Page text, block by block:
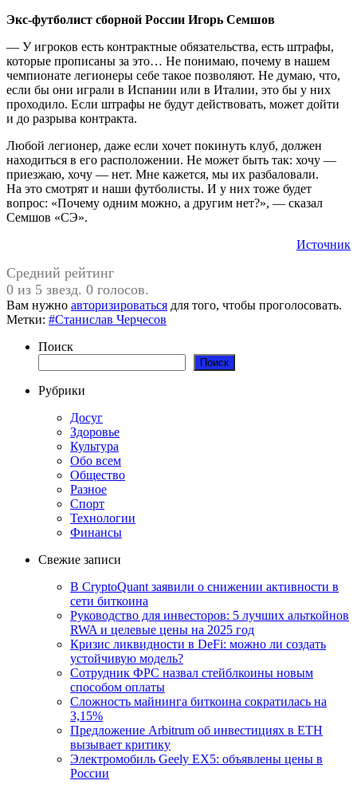
Экс-футболист сборной России Игорь Семшов
— У игроков есть контрактные обязательства, есть штрафы,
которые прописаны за это… Не понимаю, почему в нашем
чемпионате легионеры себе такое позволяют. Не думаю, что,
если бы они играли в Испании или в Италии, это бы у них
проходило. Если штрафы не будут действовать, может дойти
и до разрыва контракта.
Любой легионер, даже если хочет покинуть клуб, должен
находиться в его расположении. Не может быть так: хочу —
приезжаю, хочу — нет. Мне кажется, мы их разбаловали.
На это смотрят и наши футболисты. И у них тоже будет
вопрос: «Почему одним можно, а другим нет?», — сказал
Семшов «СЭ».
Источник
Средний рейтинг
0 из 5 звезд. 0 голосов.
Вам нужно авторизироваться для того, чтобы проголосовать.
Метки: #Станислав Черчесов
Поиск
Поиск
Рубрики
Досуг
Здоровье
Культура
Обо всем
Общество
Разное
Спорт
Технологии
Финансы
Свежие записи
В CryptoQuant заявили о снижении активности в
сети биткоина
Руководство для инвесторов: 5 лучших альткойнов
RWA и целевые цены на 2025 год
Кризис ликвидности в DeFi: можно ли создать
устойчивую модель?
Сотрудник ФРС назвал стейблкоины новым
способом оплаты
Сложность майнинга биткоина сократилась на
3,15%
Предложение Arbitrum об инвестициях в ETH
вызывает критику
Электромобиль Geely EX5: объявлены цены в
России